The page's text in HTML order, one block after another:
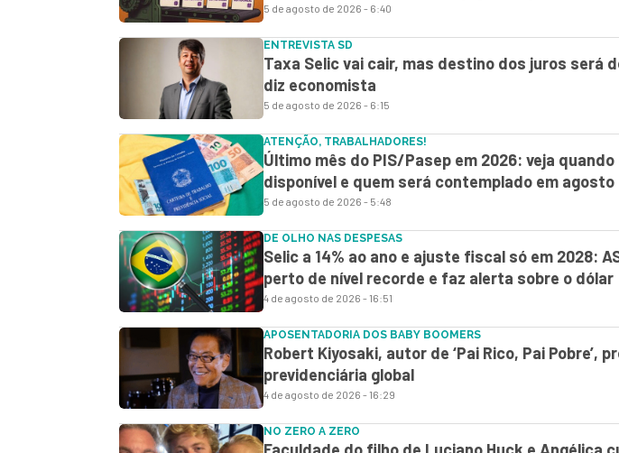
5 de agosto de 2026 - 6:40
ENTREVISTA SD
Taxa Selic vai cair, mas destino dos juros será
diz economista
5 de agosto de 2026 - 6:15
ATENÇÃO, TRABALHADORES!
Último mês do PIS/Pasep em 2026: veja
disponível e quem será contemplado em agosto
5 de agosto de 2026 - 5:48
DE OLHO NAS DESPESAS
Selic a 14% ao ano e ajuste fiscal só em 2028:
perto de nível recorde e faz alerta sobre o dólar
4 de agosto de 2026 - 16:51
APOSENTADORIA DOS BABY BOOMERS
Robert Kiyosaki, autor de ‘Pai Rico, Pai Pobre’,
previdenciária global
4 de agosto de 2026 - 16:29
NO ZERO A ZERO